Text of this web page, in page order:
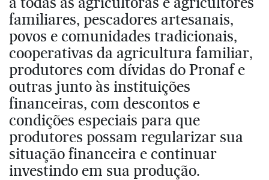
familiares, pescadores artesanais,
povos e comunidades tradicionais,
cooperativas da agricultura familiar,
produtores com dívidas do Pronaf e
outras junto às instituições
financeiras, com descontos e
condições especiais para que
produtores possam regularizar sua
situação financeira e continuar
investindo em sua produção.